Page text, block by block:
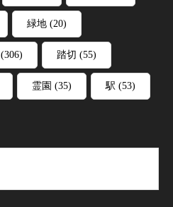
緑地 (20)
(306) 踏切 (55)
霊園 (35) 駅 (53)